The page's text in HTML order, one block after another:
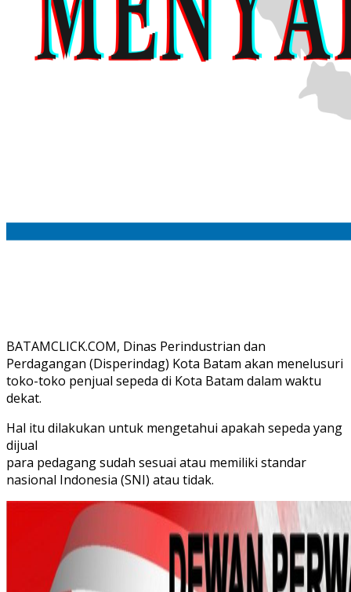
BATAMCLICK.COM, Dinas Perindustrian dan
Perdagangan (Disperindag) Kota Batam akan menelusuri
toko-toko penjual sepeda di Kota Batam dalam waktu
dekat.
Hal itu dilakukan untuk mengetahui apakah sepeda yang
dijual
para pedagang sudah sesuai atau memiliki standar
nasional Indonesia (SNI) atau tidak.